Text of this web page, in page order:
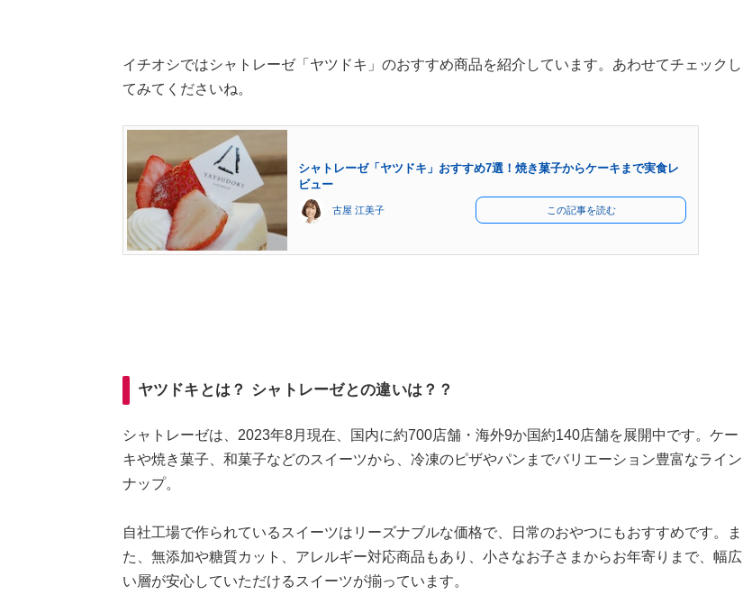
イチオシではシャトレーゼ「ヤツドキ」のおすすめ商品を紹介しています。あわせてチェックし
てみてくださいね。
シャトレーゼ「ヤツドキ」おすすめ7選！焼き菓子からケーキまで実食レ
ビュー
古屋 江美子 この記事を読む
ヤツドキとは？ シャトレーゼとの違いは？？
シャトレーゼは、2023年8月現在、国内に約700店舗・海外9か国約140店舗を展開中です。ケー
キや焼き菓子、和菓子などのスイーツから、冷凍のピザやパンまでバリエーション豊富なライン
ナップ。
自社工場で作られているスイーツはリーズナブルな価格で、日常のおやつにもおすすめです。ま
た、無添加や糖質カット、アレルギー対応商品もあり、小さなお子さまからお年寄りまで、幅広
い層が安心していただけるスイーツが揃っています。